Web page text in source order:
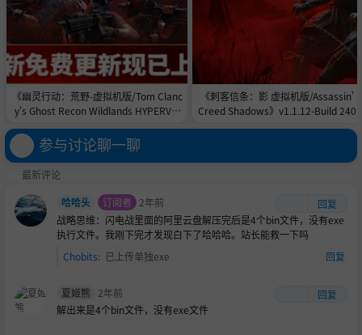
《幽灵行动：荒野-虚拟机版/Tom Clanc
y's Ghost Recon Wildlands HYPERVIS
OR》v9820855-Build 24446260官中免
安装-简中94.61GB
《刺客信条：影 虚拟机版/
Creed Shadows》v1.1.12-Build
226|官方简体中文|支持键盘.鼠标.手
参与讨论聊一聊
最新评论
哈哈头
订阅者 2年前
回复
战略思维：闪电战里面的阿里云盘解压完后是4个bin文件，没有exe
执行文件。我刚下完才发现白下了哈哈哈。站长能救一下吗
Chobits: 已上传单独exe 回复
夏姬熊 2年前
回复
解出来是4个bin文件，没有exe文件